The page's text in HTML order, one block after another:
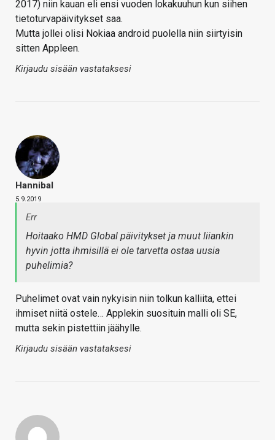
2017) niin kauan eli ensi vuoden lokakuuhun kun siihen
tietoturvapäivitykset saa.
Mutta jollei olisi Nokiaa android puolella niin siirtyisin
sitten Appleen.
Kirjaudu sisään vastataksesi
Hannibal
5.9.2019
Err
Hoitaako HMD Global päivitykset ja muut liiankin
hyvin jotta ihmisillä ei ole tarvetta ostaa uusia
puhelimia?
Puhelimet ovat vain nykyisin niin tolkun kalliita, ettei
ihmiset niitä ostele… Applekin suosituin malli oli SE,
mutta sekin pistettiin jäähylle.
Kirjaudu sisään vastataksesi